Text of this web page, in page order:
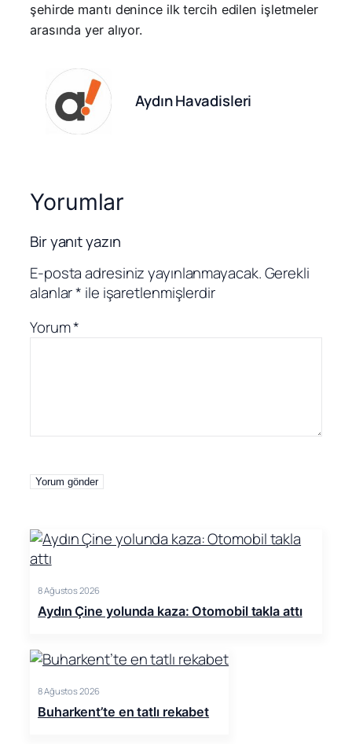
şehirde mantı denince ilk tercih edilen işletmeler
arasında yer alıyor.
Aydın Havadisleri
Yorumlar
Bir yanıt yazın
E-posta adresiniz yayınlanmayacak.Gerekli
alanlar* ile işaretlenmişlerdir
Yorum*
8 Ağustos 2026
Aydın Çine yolunda kaza: Otomobil takla attı
8 Ağustos 2026
Buharkent’te en tatlı rekabet